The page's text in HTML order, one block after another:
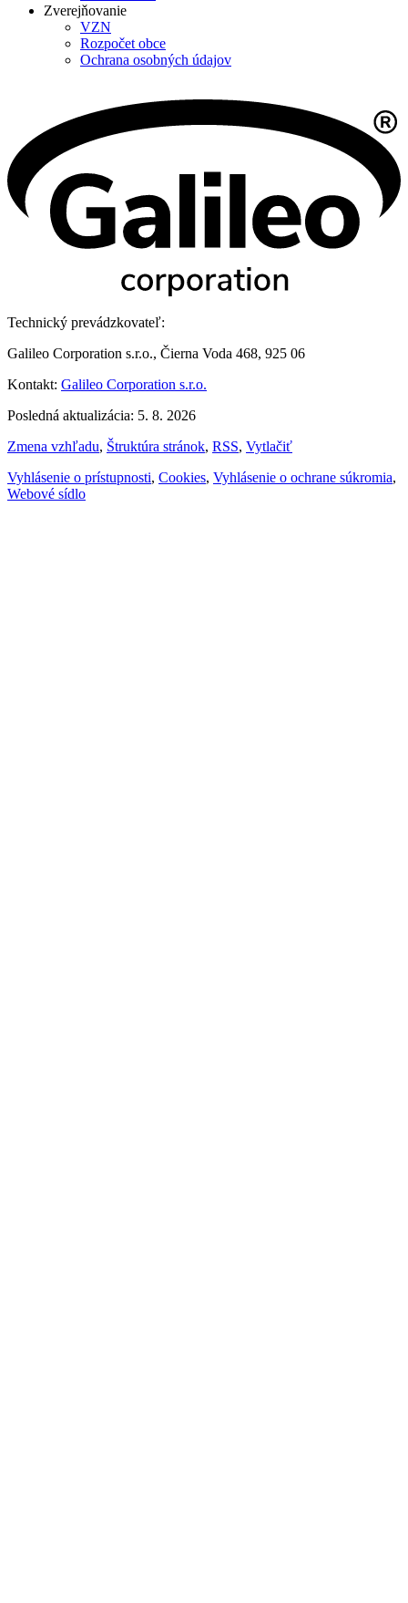
Zverejňovanie
VZN
Rozpočet obce
Ochrana osobných údajov
Technický prevádzkovateľ:
Galileo Corporation s.r.o., Čierna Voda 468, 925 06
Kontakt: Galileo Corporation s.r.o.
Posledná aktualizácia: 5. 8. 2026
Zmena vzhľadu, Štruktúra stránok, RSS, Vytlačiť
Vyhlásenie o prístupnosti, Cookies, Vyhlásenie o ochrane súkromia,
Webové sídlo